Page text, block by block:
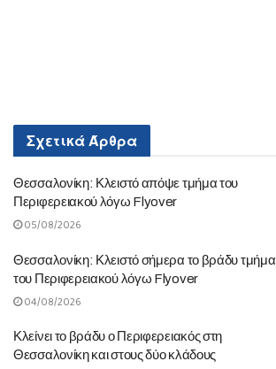
ΣχετικάΆρθρα
Θεσσαλονίκη: Κλειστό απόψε τμήμα του
Περιφερειακού λόγω Flyover
05/08/2026
Θεσσαλονίκη: Κλειστό σήμερα το βράδυ τμήμα
του Περιφερειακού λόγω Flyover
04/08/2026
Κλείνει το βράδυ ο Περιφερειακός στη
Θεσσαλονίκη και στους δύο κλάδους